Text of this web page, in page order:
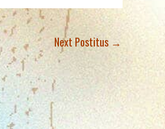
Next Postitus →